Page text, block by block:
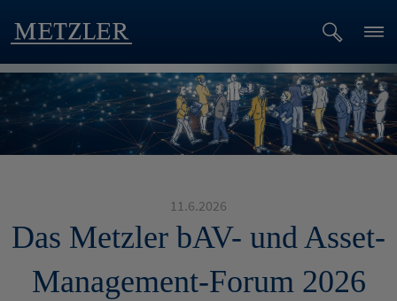
11.6.2026
Das Metzler bAV- und Asset-
Management-Forum 2026